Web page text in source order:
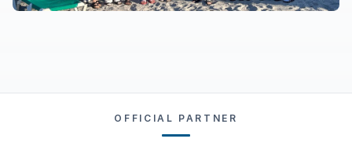
OFFICIAL PARTNER